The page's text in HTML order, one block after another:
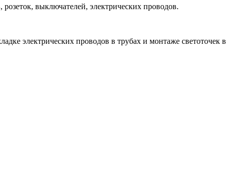
розеток, выключателей, электрических проводов.
электрических проводов в трубах и монтаже светоточек в